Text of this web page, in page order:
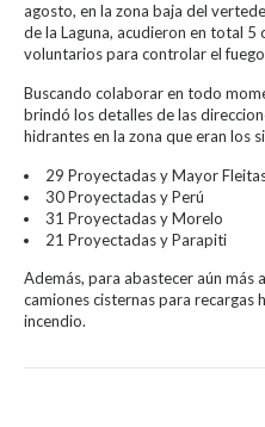
agosto, en la zona baja del
de la Laguna, acudieron en total
voluntarios para controlar el
Buscando colaborar en todo
brindó los detalles de las
hidrantes en la zona que eran los
29 Proyectadas y Mayor
30 Proyectadas y Perú
31 Proyectadas y Morelo
21 Proyectadas y Parapiti
Además, para abastecer aún más
camiones cisternas para recargas
incendio.